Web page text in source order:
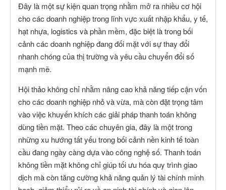
Đây là một sự kiện quan trọng nhằm mở ra nhiều cơ hội
cho các doanh nghiệp trong lĩnh vực xuất nhập khẩu, y tế,
hạt nhựa, logistics và phần mềm, đặc biệt là trong bối
cảnh các doanh nghiệp đang đối mặt với sự thay đổi
nhanh chóng của thị trường và yêu cầu chuyển đổi số
mạnh mẽ.
Hội thảo không chỉ nhằm nâng cao khả năng tiếp cận vốn
cho các doanh nghiệp nhỏ và vừa, mà còn đặt trọng tâm
vào việc khuyến khích các giải pháp thanh toán không
dùng tiền mặt. Theo các chuyên gia, đây là một trong
những xu hướng tất yếu trong bối cảnh nền kinh tế toàn
cầu đang ngày càng dựa vào công nghệ số. Thanh toán
không tiền mặt không chỉ giúp tối ưu hóa quy trình giao
dịch mà còn tăng cường khả năng quản lý tài chính minh